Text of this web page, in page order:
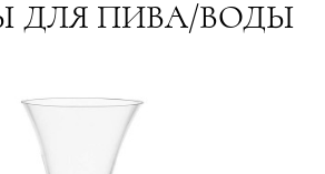
ДЛЯ ПИВА/ВОДЫ